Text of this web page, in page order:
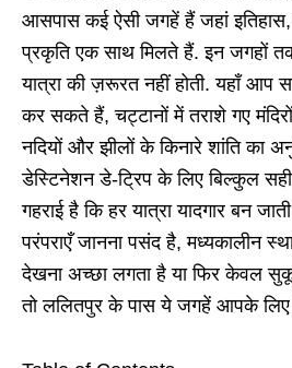
आसपास कई ऐसी जगहें हैं जहां
प्रकृति एक साथ मिलते हैं. इन जगहों
यात्रा की ज़रूरत नहीं होती. यहाँ आप
कर सकते हैं, चट्टानों में तराशे गए
नदियों और झीलों के किनारे शांति
डेस्टिनेशन डे-ट्रिप के लिए बिल्कुल
गहराई है कि हर यात्रा यादगार बन
परंपराएँ जानना पसंद है, मध्यकालीन
देखना अच्छा लगता है या फिर केवल
तो ललितपुर के पास ये जगहें आपके लिए